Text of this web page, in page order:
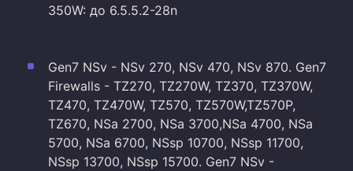
350W: до 6.5.5.2-28n
Gen7 NSv - NSv 270, NSv 470, NSv 870. Gen7
Firewalls - TZ270, TZ270W, TZ370, TZ370W,
TZ470, TZ470W, TZ570, TZ570W,TZ570P,
TZ670, NSa 2700, NSa 3700,NSa 4700, NSa
5700, NSa 6700, NSsp 10700, NSsp 11700,
NSsp 13700, NSsp 15700. Gen7 NSv -